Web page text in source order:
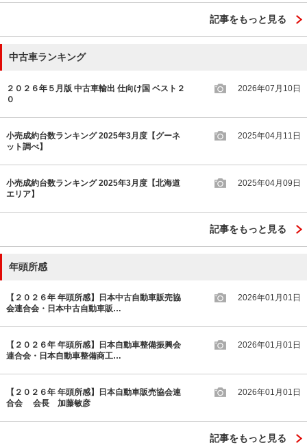
記事をもっと見る
中古車ランキング
２０２６年５月版 中古車輸出 仕向け国 ベスト２
０
2026年07月10日
小売成約台数ランキング 2025年3月度【グーネ
ット調べ】
2025年04月11日
小売成約台数ランキング 2025年3月度【北海道
エリア】
2025年04月09日
記事をもっと見る
年頭所感
【２０２６年 年頭所感】日本中古自動車販売協
会連合会・日本中古自動車販…
2026年01月01日
【２０２６年 年頭所感】日本自動車整備振興会
連合会・日本自動車整備商工…
2026年01月01日
【２０２６年 年頭所感】日本自動車販売協会連
合会 会長 加藤敏彦
2026年01月01日
記事をもっと見る